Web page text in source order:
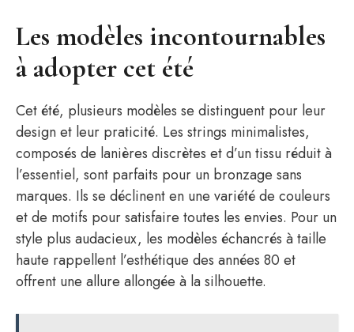
Les modèles incontournables
à adopter cet été
Cet été, plusieurs modèles se distinguent pour leur
design et leur praticité. Les strings minimalistes,
composés de lanières discrètes et d’un tissu réduit à
l’essentiel, sont parfaits pour un bronzage sans
marques. Ils se déclinent en une variété de couleurs
et de motifs pour satisfaire toutes les envies. Pour un
style plus audacieux, les modèles échancrés à taille
haute rappellent l’esthétique des années 80 et
offrent une allure allongée à la silhouette.